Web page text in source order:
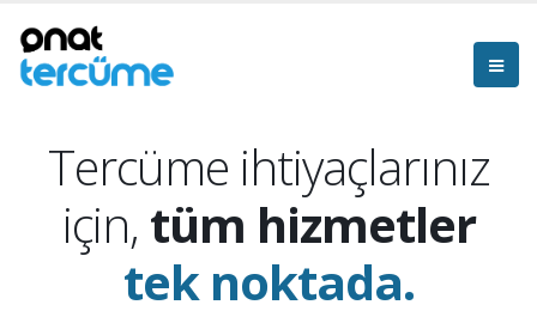
Tercüme ihtiyaçlarınız
için, tüm hizmetler
tek noktada.